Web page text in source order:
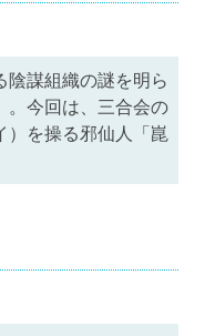
陰謀組織の謎を明ら
。今回は、三合会の
）を操る邪仙人「崑